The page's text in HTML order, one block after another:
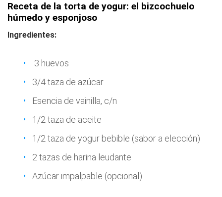
Receta de la torta de yogur: el bizcochuelo
húmedo y esponjoso
Ingredientes:
3 huevos
3/4 taza de azúcar
Esencia de vainilla, c/n
1/2 taza de aceite
1/2 taza de yogur bebible (sabor a elección)
2 tazas de harina leudante
Azúcar impalpable (opcional)